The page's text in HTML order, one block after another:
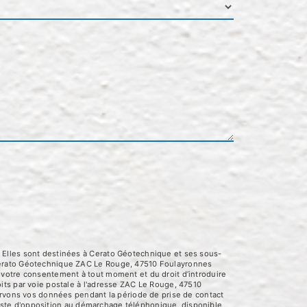
sont destinées à Cerato Géotechnique et ses sous-
Géotechnique ZAC Le Rouge, 47510 Foulayronnes
consentement à tout moment et du droit d’introduire
par voie postale à l'adresse ZAC Le Rouge, 47510
vos données pendant la période de prise de contact
d'opposition au démarchage téléphonique, disponible